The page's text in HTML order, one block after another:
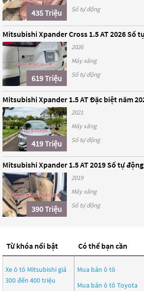
435 Triệu
Số tự động
Mitsubishi Xpander Cross 1.5 AT 2026 Số
619 Triệu
2026
Máy xăng
Số tự động
Mitsubishi Xpander 1.5 AT Đặc biệt năm
419 Triệu
2021
Máy xăng
Số tự động
Mitsubishi Xpander 1.5 AT 2019 Số tự
390 Triệu
2019
Máy xăng
Số tự động
Từ khóa nổi bật
Xe ô tô Mitsubishi giá
300 đến 400 triệu
Có thể bạn cần
Mua bán ô tô
Mua bán ô tô Toyota